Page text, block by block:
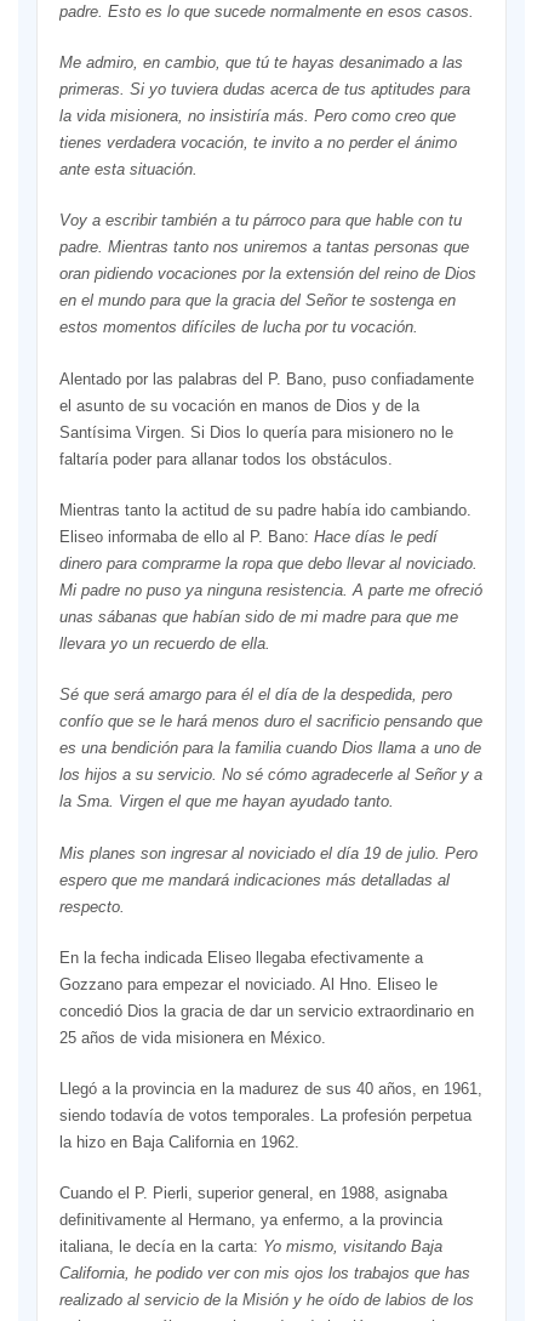
padre. Esto es lo que sucede normalmente en esos casos.
Me admiro, en cambio, que tú te hayas desanimado a las
primeras. Si yo tuviera dudas acerca de tus aptitudes para
la vida misionera, no insistiría más. Pero como creo que
tienes verdadera vocación, te invito a no perder el ánimo
ante esta situación.
Voy a escribir también a tu párroco para que hable con tu
padre. Mientras tanto nos uniremos a tantas personas que
oran pidiendo vocaciones por la extensión del reino de Dios
en el mundo para que la gracia del Señor te sostenga en
estos momentos difíciles de lucha por tu vocación.
Alentado por las palabras del P. Bano, puso confiadamente
el asunto de su vocación en manos de Dios y de la
Santísima Virgen. Si Dios lo quería para misionero no le
faltaría poder para allanar todos los obstáculos.
Mientras tanto la actitud de su padre había ido cambiando.
Eliseo informaba de ello al P. Bano: Hace días le pedí
dinero para comprarme la ropa que debo llevar al noviciado.
Mi padre no puso ya ninguna resistencia. A parte me ofreció
unas sábanas que habían sido de mi madre para que me
llevara yo un recuerdo de ella.
Sé que será amargo para él el día de la despedida, pero
confío que se le hará menos duro el sacrificio pensando que
es una bendición para la familia cuando Dios llama a uno de
los hijos a su servicio. No sé cómo agradecerle al Señor y a
la Sma. Virgen el que me hayan ayudado tanto.
Mis planes son ingresar al noviciado el día 19 de julio. Pero
espero que me mandará indicaciones más detalladas al
respecto.
En la fecha indicada Eliseo llegaba efectivamente a
Gozzano para empezar el noviciado. Al Hno. Eliseo le
concedió Dios la gracia de dar un servicio extraordinario en
25 años de vida misionera en México.
Llegó a la provincia en la madurez de sus 40 años, en 1961,
siendo todavía de votos temporales. La profesión perpetua
la hizo en Baja California en 1962.
Cuando el P. Pierli, superior general, en 1988, asignaba
definitivamente al Hermano, ya enfermo, a la provincia
italiana, le decía en la carta: Yo mismo, visitando Baja
California, he podido ver con mis ojos los trabajos que has
realizado al servicio de la Misión y he oído de labios de los